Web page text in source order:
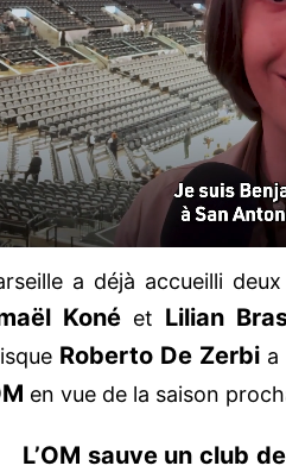
a déjà accueilli
Koné et Lilian
Roberto De Zerbi a
en vue de la saison
L’OM sauve un club